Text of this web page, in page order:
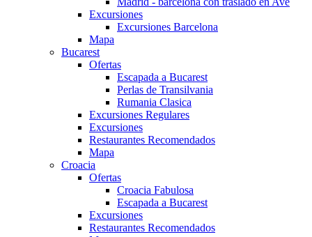
Excursiones
Excursiones Barcelona
Mapa
Bucarest
Ofertas
Escapada a Bucarest
Perlas de Transilvania
Rumania Clasica
Excursiones Regulares
Excursiones
Restaurantes Recomendados
Mapa
Croacia
Ofertas
Croacia Fabulosa
Escapada a Bucarest
Excursiones
Restaurantes Recomendados